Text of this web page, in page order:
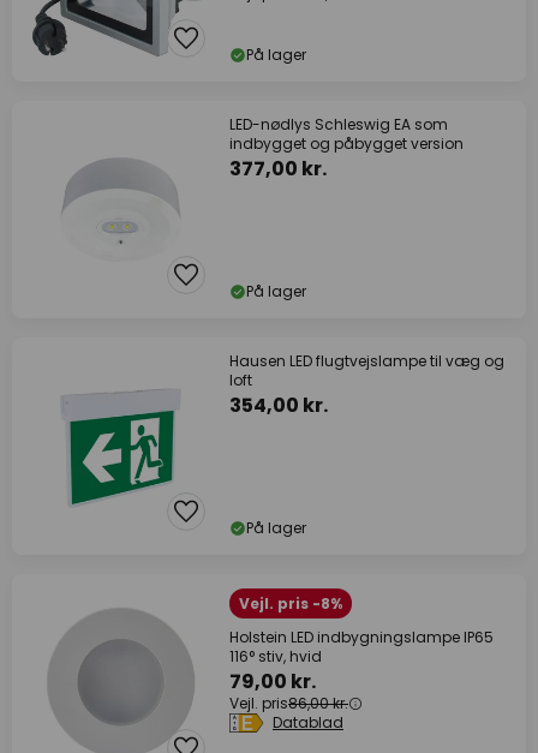
På lager
LED-nødlys Schleswig EA som
indbygget og påbygget version
377,00 kr.
På lager
Hausen LED flugtvejslampe til væg og
loft
354,00 kr.
På lager
Vejl. pris -8%
Holstein LED indbygningslampe IP65
116° stiv, hvid
79,00 kr.
Vejl. pris86,00 kr.
Datablad